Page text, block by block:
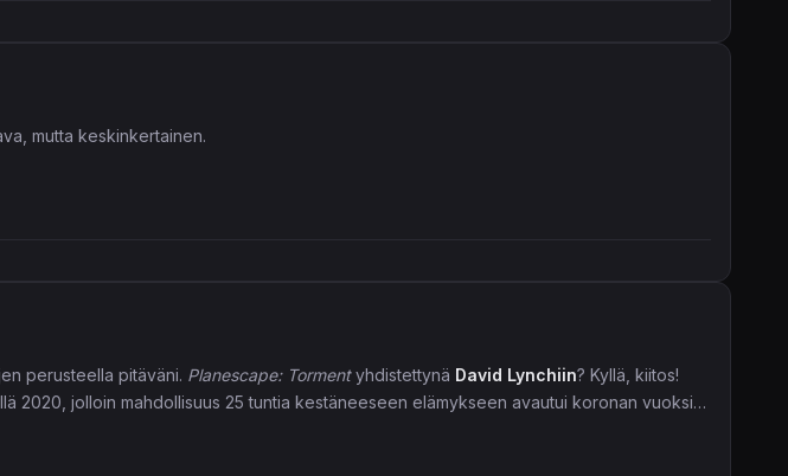
mutta keskinkertainen.
perusteella pitäväni. Planescape: Tormentyhdistettynä David Lynchiin? Kyllä, kiitos!
2020, jolloin mahdollisuus 25 tuntia kestäneeseen elämykseen avautui koronan vuoksi